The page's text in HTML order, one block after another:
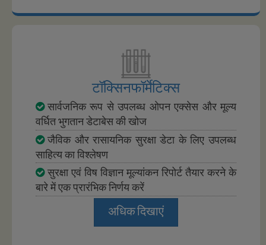
टॉक्सिनफॉर्मेटिक्स
सार्वजनिक रूप से उपलब्ध ओपन एक्सेस और मूल्य
वर्धित भुगतान डेटाबेस की खोज
जैविक और रासायनिक सुरक्षा डेटा के लिए उपलब्ध
साहित्य का विश्लेषण
सुरक्षा एवं विष विज्ञान मूल्यांकन रिपोर्ट तैयार करने के
बारे में एक प्रारंभिक निर्णय करें
अधिक दिखाएं